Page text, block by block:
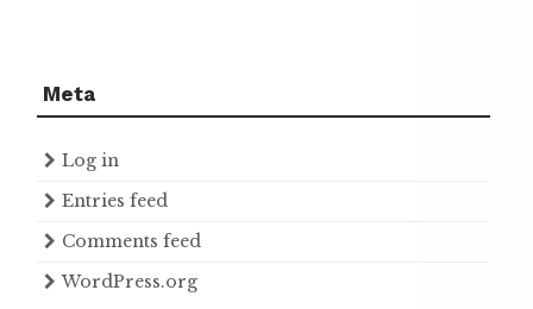
Meta
Log in
Entries feed
Comments feed
WordPress.org